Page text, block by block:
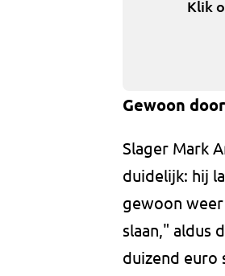
Klik
Gewoon door
Slager Mark
duidelijk: hij
gewoon
slaan," aldus
duizend euro